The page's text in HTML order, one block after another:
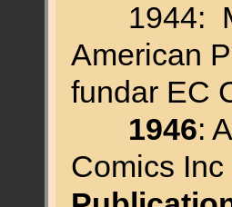
1944:
American
fundar EC
1946:
Comics